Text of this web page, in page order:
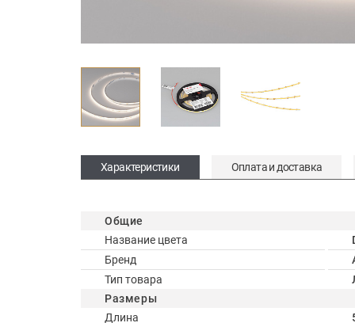
Характеристики Оплата и доставка
Общие
Название цвета
Бренд
Тип товара
Размеры
Длина